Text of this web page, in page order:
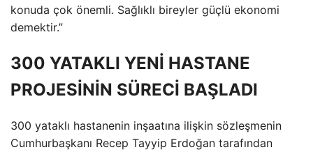
konuda çok önemli. Sağlıklı bireyler güçlü ekonomi
demektir.”
300 YATAKLI YENİ HASTANE
PROJESİNİN SÜRECİ BAŞLADI
300 yataklı hastanenin inşaatına ilişkin sözleşmenin
Cumhurbaşkanı Recep Tayyip Erdoğan tarafından